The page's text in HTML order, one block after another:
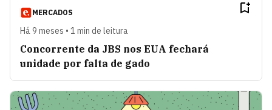
MERCADOS
Há 9 meses • 1 min de leitura
Concorrente da JBS nos EUA fechará
unidade por falta de gado